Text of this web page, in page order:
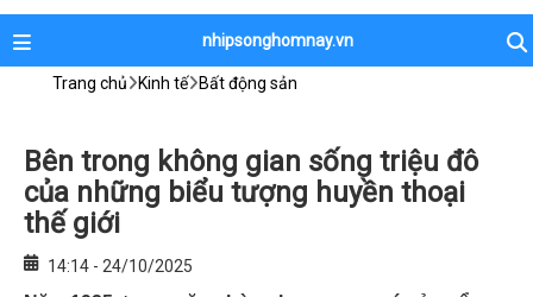
nhipsonghomnay.vn
Trang chủ Kinh tế Bất động sản
Bên trong không gian sống triệu đô
của những biểu tượng huyền thoại
thế giới
14:14 - 24/10/2025